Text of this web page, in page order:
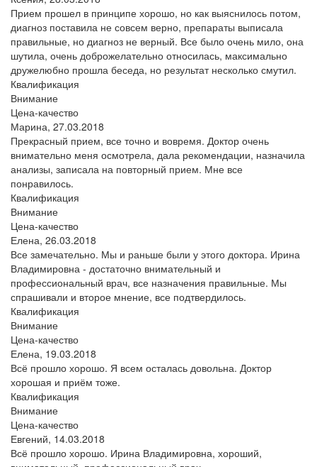
Прием прошел в принципе хорошо, но как выяснилось потом,
диагноз поставила не совсем верно, препараты выписала
правильные, но диагноз не верный. Все было очень мило, она
шутила, очень доброжелательно относилась, максимально
дружелюбно прошла беседа, но результат несколько смутил.
Квалификация
Внимание
Цена-качество
Марина, 27.03.2018
Прекрасный прием, все точно и вовремя. Доктор очень
внимательно меня осмотрела, дала рекомендации, назначила
анализы, записала на повторный прием. Мне все
понравилось.
Квалификация
Внимание
Цена-качество
Елена, 26.03.2018
Все замечательно. Мы и раньше были у этого доктора. Ирина
Владимировна - достаточно внимательный и
профессиональный врач, все назначения правильные. Мы
спрашивали и второе мнение, все подтвердилось.
Квалификация
Внимание
Цена-качество
Елена, 19.03.2018
Всё прошло хорошо. Я всем осталась довольна. Доктор
хорошая и приём тоже.
Квалификация
Внимание
Цена-качество
Евгений, 14.03.2018
Всё прошло хорошо. Ирина Владимировна, хороший,